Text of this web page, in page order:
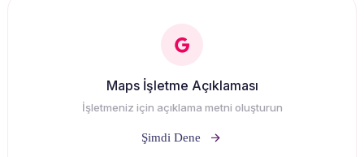
Maps İşletme Açıklaması
İşletmeniz için açıklama metni oluşturun
Şimdi Dene